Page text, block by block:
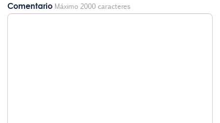
Comentario Máximo 2000 caracteres